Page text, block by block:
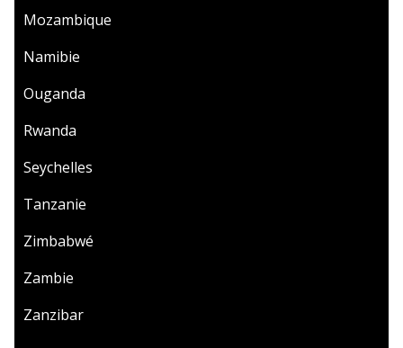
Mozambique
Namibie
Ouganda
Rwanda
Seychelles
Tanzanie
Zimbabwé
Zambie
Zanzibar